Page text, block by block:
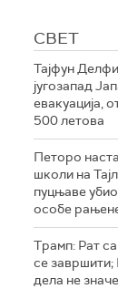
СВЕТ
Тајфун
југозапад
евакуација,
500 летова
Петоро
школи на
пуцњаве
особе
Трамп: Рат
се
дела не